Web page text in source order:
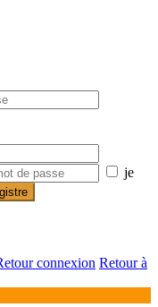
je
connexion Retour à